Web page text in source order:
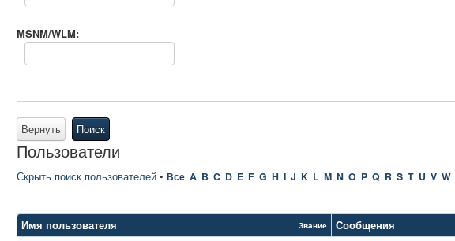
MSNM/WLM:
Вернуть Поиск
Пользователи
Скрыть поиск пользователей • Все A B C D E F G H I J K L M N O P Q R S T U V W
Имя пользователя
Звание Сообщения